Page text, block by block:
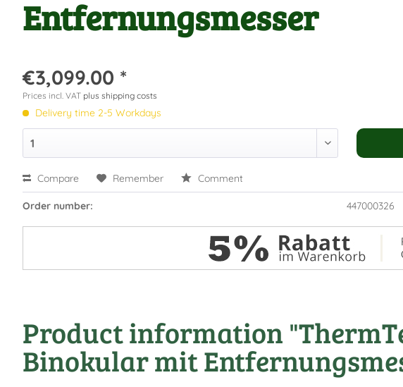
Entfernungsmesser
€3,099.00 *
Prices incl. VAT plus shipping costs
Delivery time 2-5 Workdays
Compare Remember Comment
Order number: 447000326
Product information
Binokular mit